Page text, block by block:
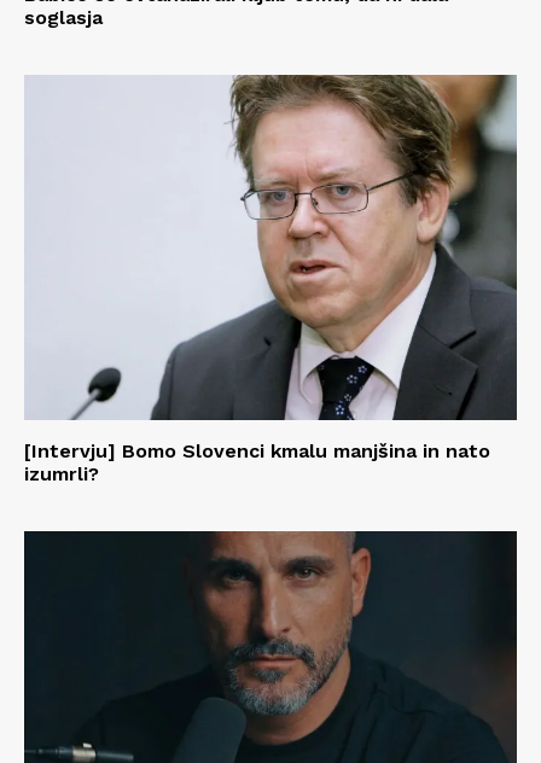
soglasja
[Intervju] Bomo Slovenci kmalu manjšina in nato
izumrli?